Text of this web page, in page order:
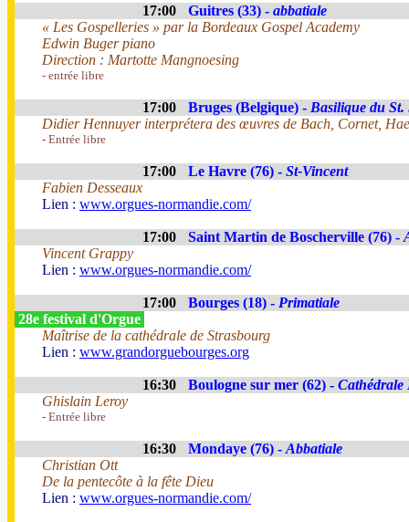
17:00 Guitres (33) - abbatiale
« Les Gospelleries » par la Bordeaux Gospel Academy
Edwin Buger piano
Direction : Martotte Mangnoesing
- entrée libre
17:00 Bruges (Belgique) - Basilique du St.
Didier Hennuyer interprétera des œuvres de Bach, Cornet,
- Entrée libre
17:00 Le Havre (76) - St-Vincent
Fabien Desseaux
Lien : www.orgues-normandie.com/
17:00 Saint Martin de Boscherville (76) -
Vincent Grappy
Lien : www.orgues-normandie.com/
17:00 Bourges (18) - Primatiale
28e festival d'Orgue
Maîtrise de la cathédrale de Strasbourg
Lien : www.grandorguebourges.org
16:30 Boulogne sur mer (62) - Cathédrale
Ghislain Leroy
- Entrée libre
16:30 Mondaye (76) - Abbatiale
Christian Ott
De la pentecôte à la fête Dieu
Lien : www.orgues-normandie.com/